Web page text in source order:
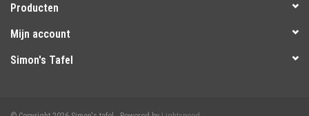
Producten
Mijn account
Simon's Tafel